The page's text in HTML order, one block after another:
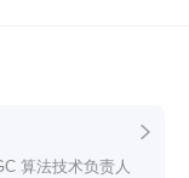
的职业发展提供
系统技术专家的全
和架构工作。
算法技术负责人
